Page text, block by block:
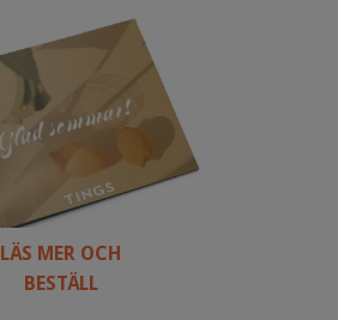
LÄS MER OCH
BESTÄLL